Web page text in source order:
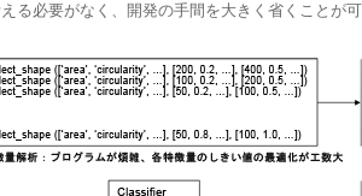
る必要がなく、開発の手間を大きく省くことが